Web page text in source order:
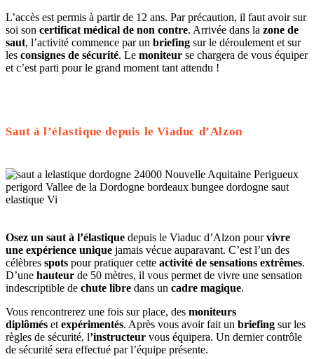
L’accès est permis à partir de 12 ans. Par précaution, il faut avoir sur
soi son certificat médical de non contre. Arrivée dans la zone de
saut, l’activité commence par un briefing sur le déroulement et sur
les consignes de sécurité. Le moniteur se chargera de vous équiper
et c’est parti pour le grand moment tant attendu !
Saut à l’élastique depuis le Viaduc d’Alzon
Osez un saut à l’élastique depuis le Viaduc d’Alzon pourvivre
une expérience unique jamais vécue auparavant. C’est l’un des
célèbres spots pour pratiquer cette activité de sensations extrêmes.
D’une hauteur de 50 mètres, il vous permet de vivre une sensation
indescriptible de chute libre dans un cadre magique.
Vous rencontrerez une fois sur place, des moniteurs
diplômés et expérimentés. Après vous avoir fait un briefing sur les
règles de sécurité, l’instructeur vous équipera. Un dernier contrôle
de sécurité sera effectué par l’équipe présente.